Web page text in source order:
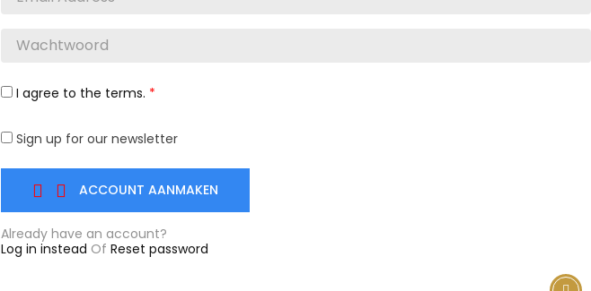
I agree to the terms. *
Sign up for our newsletter
  ACCOUNT AANMAKEN
Already have an account?
Log in instead Of Reset password